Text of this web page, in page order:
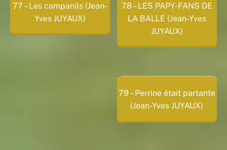
77 – Les campanils (Jean-
Yves JUYAUX)
78 – LES PAPY-FANS DE
LA BALLE (Jean-Yves
JUYAUX)
79 – Perrine était partante
(Jean-Yves JUYAUX)